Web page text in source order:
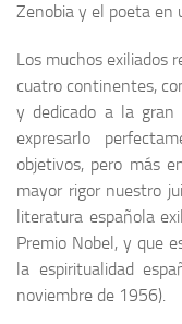
Zenobia y el poeta en
Los muchos exiliados
cuatro continentes,
y dedicado a la gran
expresarlo
objetivos, pero más
mayor rigor nuestro
literatura española
Premio Nobel, y que
la espiritualidad
noviembre de 1956).